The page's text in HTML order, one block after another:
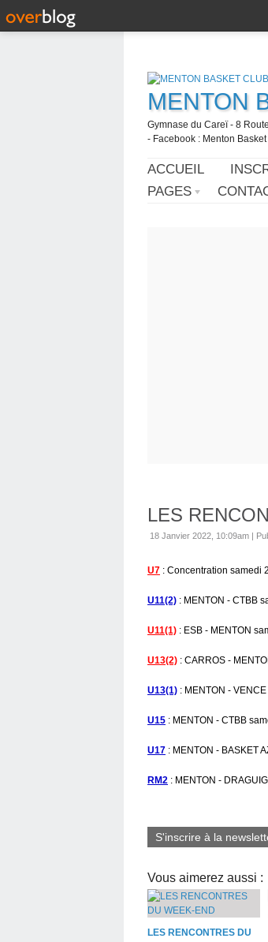
MENTON
Gymnase du Careï - 8
- Facebook : Menton
ACCUEIL
PAGES
LES
18 Janvier 2022, 10:09am |
U7 : Concentration samedi
U11(2) : MENTON - CTBB
U11(1) : ESB - MENTON
U13(2) : CARROS -
U13(1) : MENTON -
U15 : MENTON - CTBB
U17 : MENTON - BASKET
RM2 : MENTON -
S'inscrire à la
Vous aimerez aussi :
LES RENCONTRES DU